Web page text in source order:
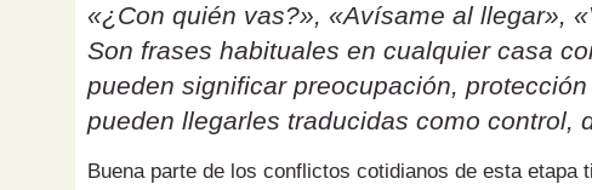
«¿Con quién vas?», «Avísame al llegar»,
Son frases habituales en cualquier casa
pueden significar preocupación,
pueden llegarles traducidas como control,
Buena parte de los conflictos cotidianos de esta